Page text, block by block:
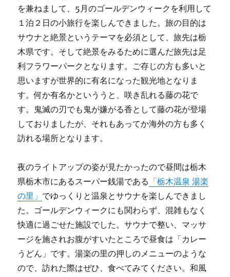
を兼ねまして、5月のゴールデンウィークを利用して
１泊２日の小旅行を楽しんできました。旅の目的は
サウナと絶景というテーマを必須として、旅先は栃
木県です。そして絶景をみるために選んだ旅先は足
利フラワーパークとなります。ご存じの方も多いと
思いますが世界的に有名になった観光地となりま
す。何か有名かといううと、咲き乱れる藤の花で
す。鬼滅の刃でも鬼が嫌がる香として藤の花が登場
しておりましたが、それもあってか海外の方も多く
訪れる場所となります。
夜のライトアップの姿が見たかったので昼間は栃木
県栃木市にあるスーパー銭湯である 「栃木温泉 湯楽
の里」 でゆっくりと温泉とサウナを楽しんできまし
た。ゴールデンウィークにも関わらず、混雑もなく
快適に過ごせた施設でした。サウナで整い、マッサ
ージを施されお腹がすいたところで昼食は「カレー
うどん」です。湯楽の里の押しのメニューのような
ので、訪れた際はぜひ、食べてみてください。和風